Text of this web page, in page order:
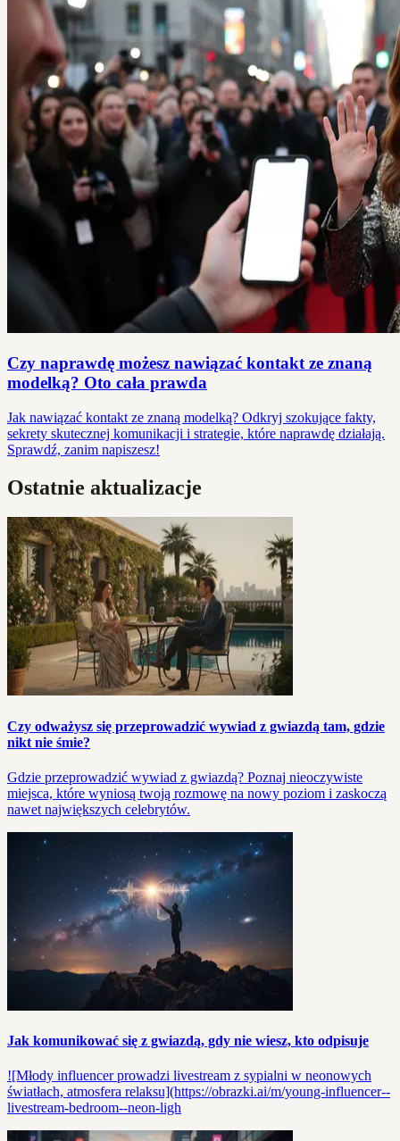
Czy naprawdę możesz nawiązać kontakt ze znaną
modelką? Oto cała prawda
Jak nawiązać kontakt ze znaną modelką? Odkryj szokujące fakty,
sekrety skutecznej komunikacji i strategie, które naprawdę działają.
Sprawdź, zanim napiszesz!
Ostatnie aktualizacje
Czy odważysz się przeprowadzić wywiad z gwiazdą tam, gdzie
nikt nie śmie?
Gdzie przeprowadzić wywiad z gwiazdą? Poznaj nieoczywiste
miejsca, które wyniosą twoją rozmowę na nowy poziom i zaskoczą
nawet największych celebrytów.
Jak komunikować się z gwiazdą, gdy nie wiesz, kto odpisuje
![Młody influencer prowadzi livestream z sypialni w neonowych
światłach, atmosfera relaksu](https://obrazki.ai/m/young-influencer--
livestream-bedroom--neon-ligh